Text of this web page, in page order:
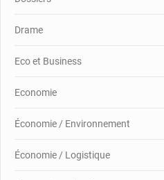
Drame
Eco et Business
Economie
Économie / Environnement
Économie / Logistique